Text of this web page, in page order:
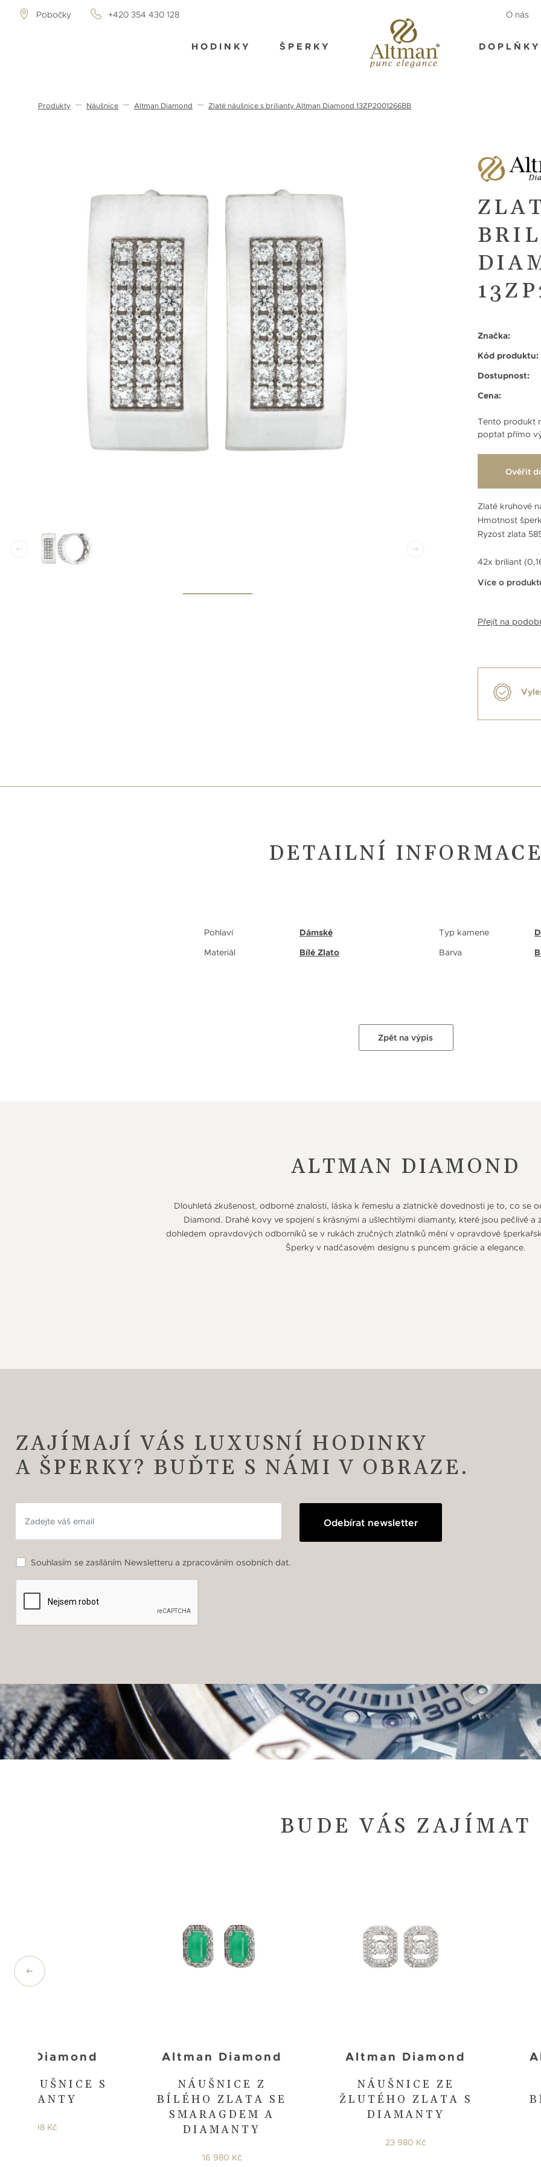
Pobočky +420 354 430 128 O nás
HODINKY ŠPERKY DOPLŇKY
Produkty Náušnice Altman Diamond Zlaté náušnice s brilianty Altman Diamond 13ZP2001266BB
Značka:
Kód produktu:
Dostupnost:
Cena:
Tento produkt
poptat přímo
Ověřit
Zlaté kruhové
Hmotnost
Ryzost zlata
42x briliant
Více o
Přejít na
DETAILNÍ INFORMACE
Pohlaví
Dámské
Materiál
Bílé Zlato
Typ kamene
Barva
Zpět na výpis
ALTMAN DIAMOND
Dlouhletá zkušenost, odborné znalosti, láska k řemeslu a zlatnické dovednosti je to, co se
Diamond. Drahé kovy ve spojení s krásnými a ušlechtilými diamanty, které jsou pečlivě a
dohledem opravdových odborníků se v rukách zručných zlatníků mění v opravdové
Šperky v nadčasovém designu s puncem grácie a elegance.
ZAJÍMAJÍ VÁS LUXUSNÍ HODINKY
A ŠPERKY? BUĎTE S NÁMI V OBRAZE.
Odebírat newsletter
Souhlasím se zasíláním Newsletteru a zpracováním osobních dat.
BUDE VÁS ZAJÍMAT
NÁUŠNICE ZE
ŽLUTÉHO ZLATA S
DIAMANTY
Altman Diamond
23 980 Kč
NÁUŠNICE S
Diamond
17 998 Kč
NÁUŠNICE Z
BÍLÉHO ZLATA SE
SMARAGDEM A
DIAMANTY
Altman Diamond
16 980 Kč